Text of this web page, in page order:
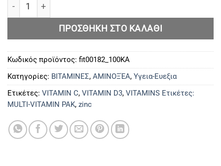
ΠΡΟΣΘΉΚΗ ΣΤΟ ΚΑΛΆΘΙ
Κωδικός προϊόντος: fit00182_100KA
Κατηγορίες: ΒΙΤΑΜΙΝΕΣ, ΑΜΙΝΟΞΈΑ, Υγεια-Ευεξια
Ετικέτες: VITAMIN C, VITAMIN D3, VITAMINS Ετικέτες:
MULTI-VITAMIN PAK, zinc